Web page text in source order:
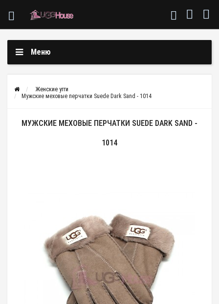
Меню
Женские угги
Мужские меховые перчатки Suede Dark Sand - 1014
МУЖСКИЕ МЕХОВЫЕ ПЕРЧАТКИ SUEDE DARK SAND -
1014